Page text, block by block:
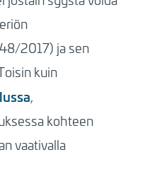
2017) ja sen
kuin
,
kohteen
vaativalla